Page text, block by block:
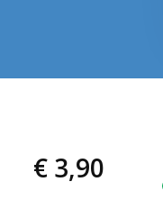
€ 3,90